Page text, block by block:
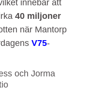
innebär att
40 miljoner
när Mantorp
V75-